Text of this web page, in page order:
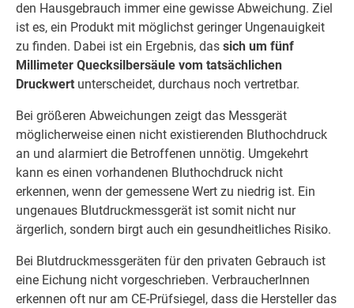
den Hausgebrauch immer eine gewisse Abweichung. Ziel
ist es, ein Produkt mit möglichst geringer Ungenauigkeit
zu finden. Dabei ist ein Ergebnis, das sich um fünf
Millimeter Quecksilbersäule vom tatsächlichen
Druckwert unterscheidet, durchaus noch vertretbar.
Bei größeren Abweichungen zeigt das Messgerät
möglicherweise einen nicht existierenden Bluthochdruck
an und alarmiert die Betroffenen unnötig. Umgekehrt
kann es einen vorhandenen Bluthochdruck nicht
erkennen, wenn der gemessene Wert zu niedrig ist. Ein
ungenaues Blutdruckmessgerät ist somit nicht nur
ärgerlich, sondern birgt auch ein gesundheitliches Risiko.
Bei Blutdruckmessgeräten für den privaten Gebrauch ist
eine Eichung nicht vorgeschrieben. VerbraucherInnen
erkennen oft nur am CE-Prüfsiegel, dass die Hersteller das